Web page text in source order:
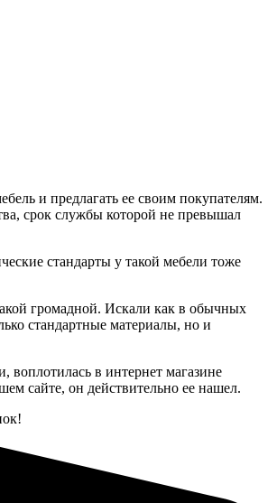
и предлагать ее своим покупателям.
срок службы которой не превышал
стандарты у такой мебели тоже
громадной. Искали как в обычных
стандартные материалы, но и
воплотилась в интернет магазине
сайте, он действительно ее нашел.